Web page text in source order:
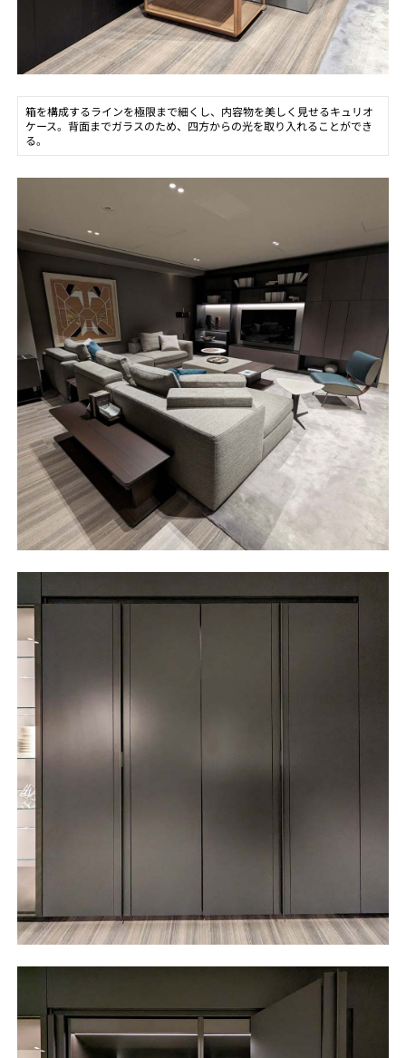
箱を構成するラインを極限まで細くし、内容物を美しく見せるキュリオ
ケース。背面までガラスのため、四方からの光を取り入れることができ
る。